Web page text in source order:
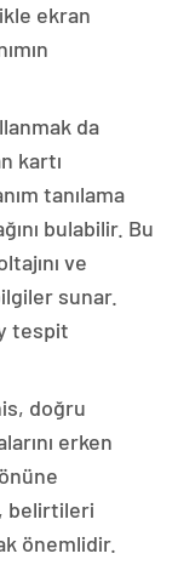
ekran
da
kartı
tanılama
bulabilir. Bu
ve
sunar.
tespit
doğru
erken
belirtileri
önemlidir.